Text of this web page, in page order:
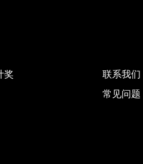
奖
联系我们
常见问题